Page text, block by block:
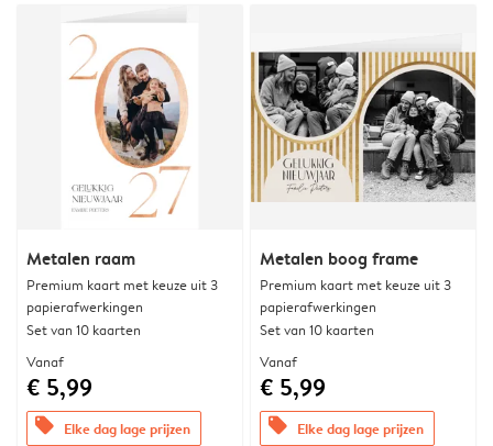
Metalen raam
Premium kaart met keuze uit 3
papierafwerkingen
Set van 10 kaarten
Vanaf
€ 5,99
offers Elke dag lage prijzen
Metalen boog frame
Premium kaart met keuze uit 3
papierafwerkingen
Set van 10 kaarten
Vanaf
€ 5,99
offers Elke dag lage prijzen